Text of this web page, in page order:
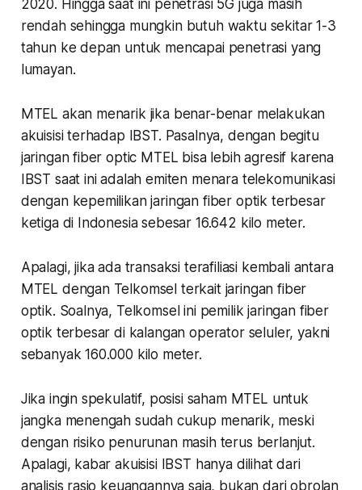
2020. Hingga saat ini penetrasi 5G juga masih
rendah sehingga mungkin butuh waktu sekitar 1-3
tahun ke depan untuk mencapai penetrasi yang
lumayan.
MTEL akan menarik jika benar-benar melakukan
akuisisi terhadap IBST. Pasalnya, dengan begitu
jaringan fiber optic MTEL bisa lebih agresif karena
IBST saat ini adalah emiten menara telekomunikasi
dengan kepemilikan jaringan fiber optik terbesar
ketiga di Indonesia sebesar 16.642 kilo meter.
Apalagi, jika ada transaksi terafiliasi kembali antara
MTEL dengan Telkomsel terkait jaringan fiber
optik. Soalnya, Telkomsel ini pemilik jaringan fiber
optik terbesar di kalangan operator seluler, yakni
sebanyak 160.000 kilo meter.
Jika ingin spekulatif, posisi saham MTEL untuk
jangka menengah sudah cukup menarik, meski
dengan risiko penurunan masih terus berlanjut.
Apalagi, kabar akuisisi IBST hanya dilihat dari
analisis rasio keuangannya saja, bukan dari obrolan